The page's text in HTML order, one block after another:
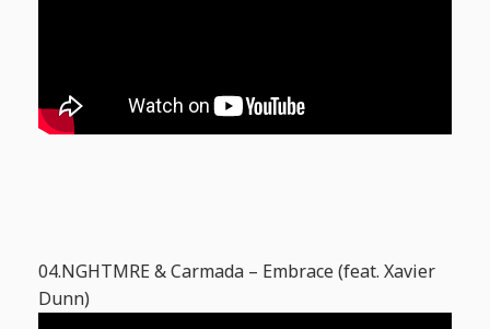
04.NGHTMRE & Carmada – Embrace (feat. Xavier
Dunn)